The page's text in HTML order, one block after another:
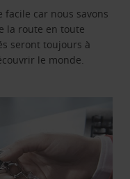
car nous savons
la route en toute
seront toujours à
le monde.